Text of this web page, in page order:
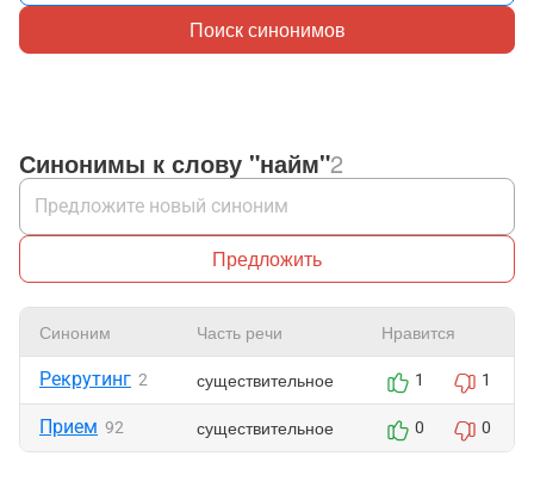
Поиск синонимов
Синонимы к слову "найм"2
Предложить
Синоним Часть речи Нравится
Рекрутинг 2 существительное 1 1
Прием 92 существительное 0 0